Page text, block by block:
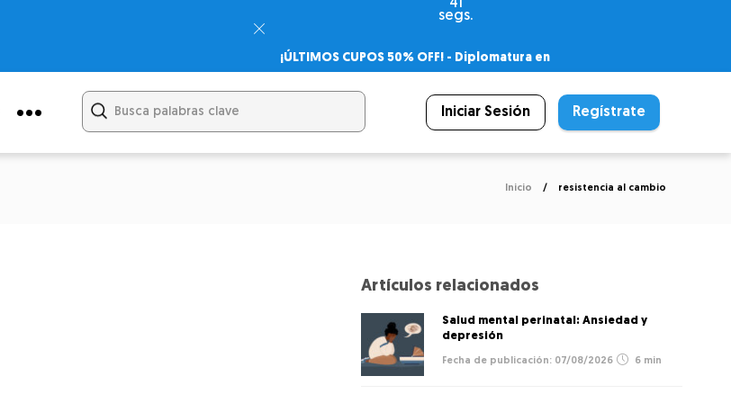
41
segs.
¡ÚLTIMOS CUPOS 50% OFF! - Diplomatura en
– Certificado Universitario
Iniciar Sesión Regístrate
Inicio resistencia al cambio
Artículos relacionados
Salud mental perinatal: Ansiedad y
depresión
07/08/2026 6 min